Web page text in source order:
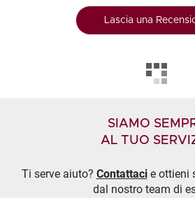
Lascia una
SIAMO
AL TUO
Ti serve aiuto? Contattacie ottieni
dal nostro team di